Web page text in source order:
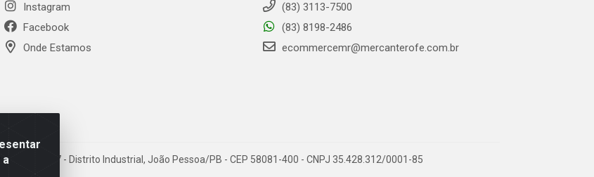
a
Instagram
Facebook
Onde Estamos
(83) 3113-7500
(83) 8198-2486
ecommercemr@mercanterofe.com.br
Luna, 3777 - Distrito Industrial, João Pessoa/PB - CEP 58081-400 - CNPJ 35.428.312/0001-85